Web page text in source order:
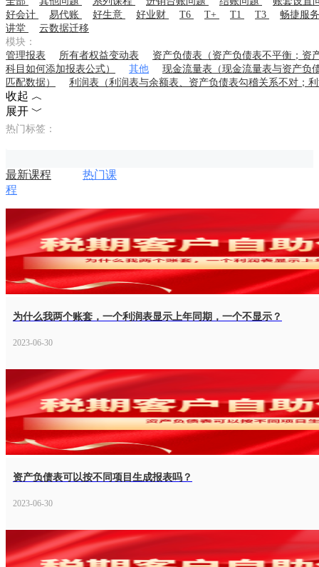
好会计
易代账 好生意 好业财 T6 T+ T1 T3
畅捷服
讲堂
云数据迁移
模块：
管理报表
所有者权益变动表
资产负债表（资产负债表不平衡；资
科目如何添加报表公式）
其他
现金流量表（现金流量表与资产负
匹配数据）
利润表（利润表与余额表、资产负债表勾稽关系不对；
收起 ︿
展开 ﹀
热门标签：
最新课程
热门课
程
为什么我两个账套，一个利润表显示上年同期，一个不显示？
2023-06-30
资产负债表可以按不同项目生成报表吗？
2023-06-30